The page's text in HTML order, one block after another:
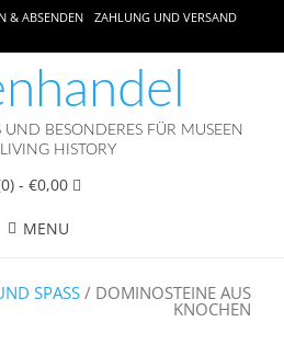
& ABSENDEN
ZAHLUNG UND VERSAND
UND BESONDERES FÜR MUSEEN
HISTORY
- €0,00
MENU
SPASS / DOMINOSTEINE AUS
KNOCHEN